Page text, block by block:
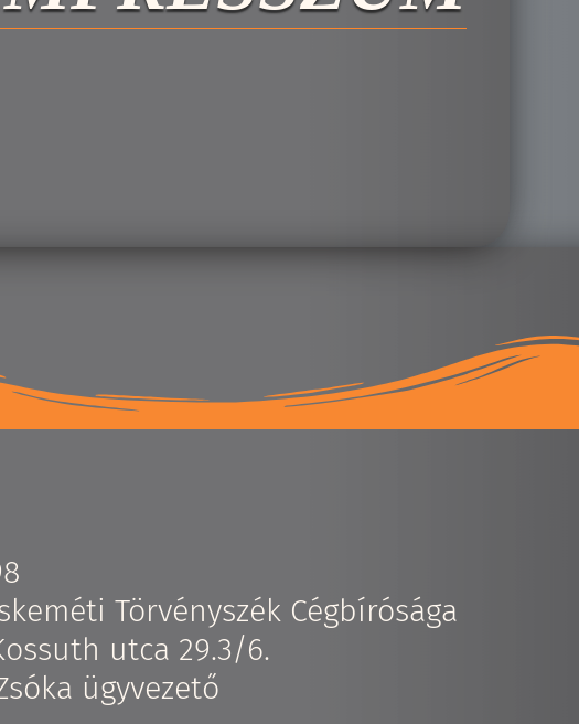
Törvényszék Cégbírósága
utca 29.3/6.
ügyvezető